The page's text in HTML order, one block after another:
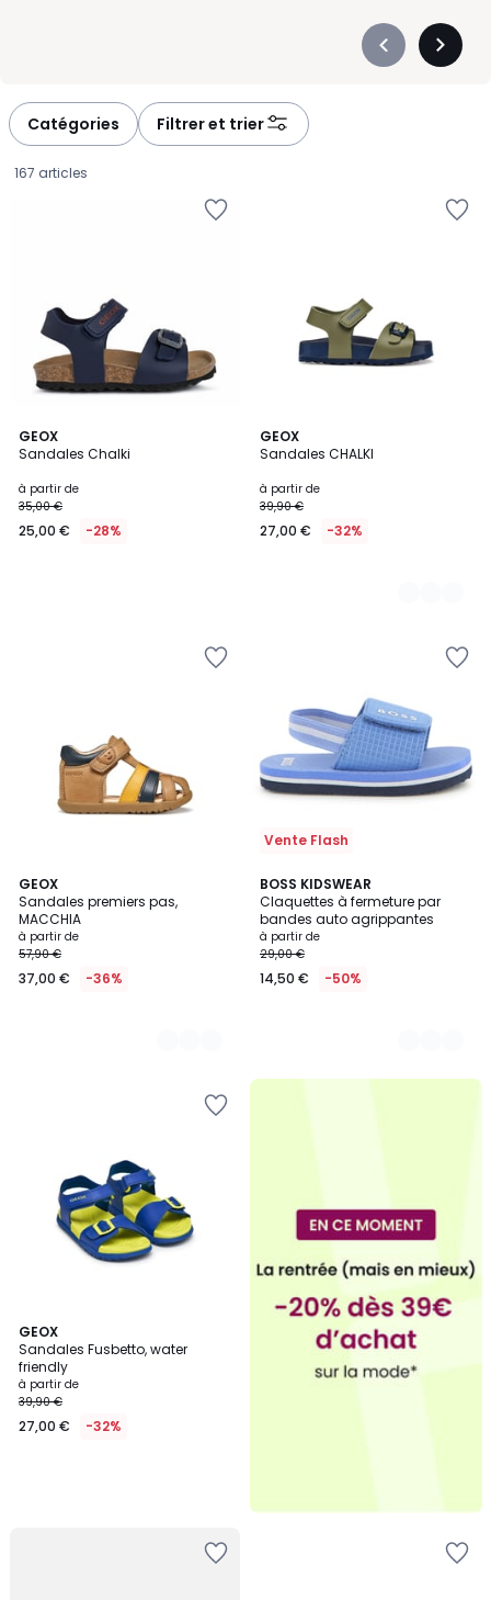
Précédent
Catégories Filtrer et trier
167 articles
GEOX
Sandales Chalki
Prix
à
partir
réduction
appliquée.
à partir de
35,00 €
25,00 € -28%
GEOX
Sandales CHALKI
à partir de
39,90 €
27,00 € -32%
2
Couleurs
GEOX
Sandales premiers pas,
MACCHIA
à partir de
57,90 €
37,00 € -36%
2
Couleurs
Vente Flash
BOSS KIDSWEAR
Claquettes à fermeture par
bandes auto agrippantes
à partir de
29,00 €
14,50 € -50%
4
Couleurs
GEOX
Sandales Fusbetto, water
friendly
à partir de
39,90 €
27,00 € -32%